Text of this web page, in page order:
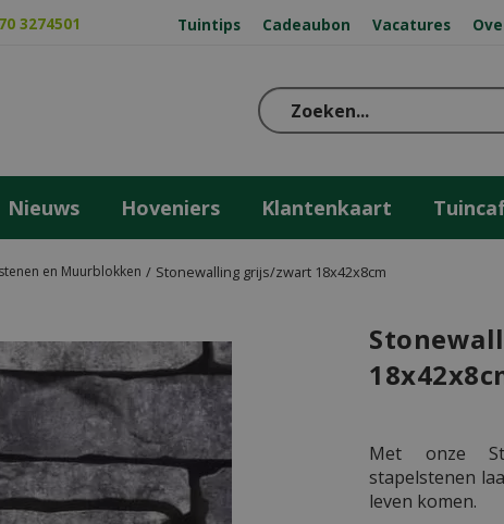
en Muurblokken Stonewalling grijs/zwart 18x42x8cm
3274501 Tuintips Cadeaubon Vacatures
Nieuws Hoveniers Klantenkaart
Met onze
stapelstenen
leven komen.